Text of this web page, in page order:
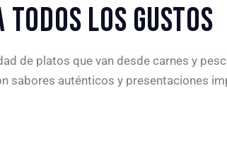
LOS GUSTOS
de platos que van desde carnes y
sabores auténticos y presentaciones